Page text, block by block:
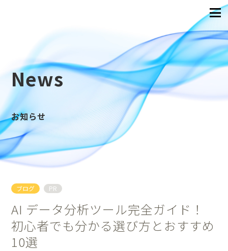
News
お知らせ
ブログ PR
AI データ分析ツール完全ガイド！
初心者でも分かる選び方とおすすめ
10選